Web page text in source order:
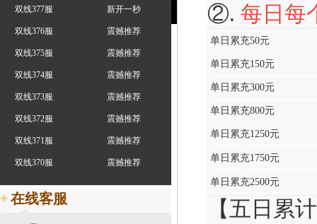
双线377服 新开一秒
双线376服 震撼推荐
双线375服 震撼推荐
双线374服 震撼推荐
双线373服 震撼推荐
双线372服 震撼推荐
双线371服 震撼推荐
双线370服 震撼推荐
在线客服
②. 每日每
单日累充50元
单日累充150元
单日累充300元
单日累充800元
单日累充1250元
单日累充1750元
单日累充2500元
【五日累